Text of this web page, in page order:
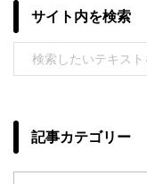
サイト内を検索
記事カテゴリー